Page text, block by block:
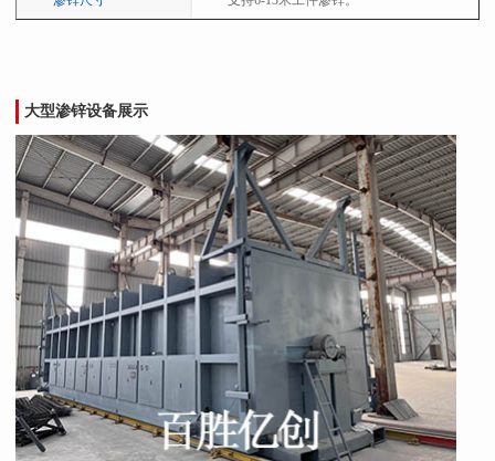
大型渗锌设备展示